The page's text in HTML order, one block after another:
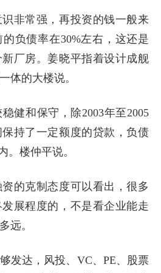
非常强，再投资的钱一般来
负债率在30%左右，这还是
厂房。姜晓平指着设计成舰
体的大楼说。
健和保守，除2003年至2005
持了一定额度的贷款，负债
。楼仲平说。
的克制态度可以看出，很多
展程度的，不是看企业能走
远。
发达，风投、VC、PE、股票